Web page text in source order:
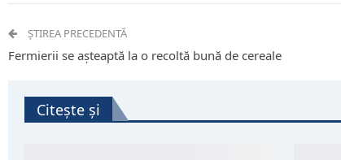
ȘTIREA PRECEDENTĂ
Fermierii se așteaptă la o recoltă bună de cereale
Citește și